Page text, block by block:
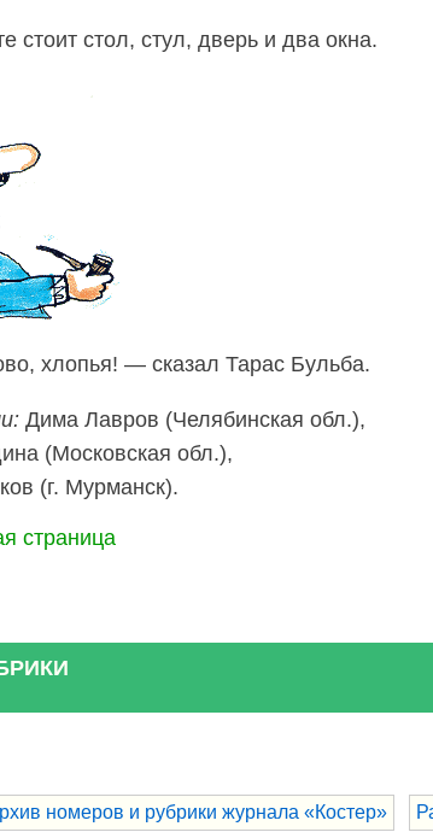
стоит стол, стул, дверь и два окна.
хлопья! — сказал Тарас Бульба.
Дима Лавров (Челябинская обл.),
(Московская обл.),
(г. Мурманск).
страница
номеров и рубрики журнала «Костер»